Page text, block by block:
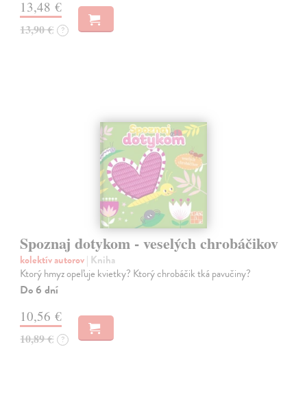
13,48 €
13,90 € ?
Spoznaj dotykom - veselých chrobáčikov
kolektív autorov| Kniha
Ktorý hmyz opeľuje kvietky? Ktorý chrobáčik tká pavučiny?
Do 6 dní
10,56 €
10,89 € ?